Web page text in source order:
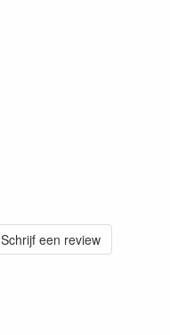
Schrijf een review